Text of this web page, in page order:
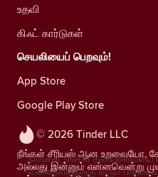
© 2026 Tinder LLC
நீங்கள் சீரியஸ் ஆன உறவையோ,
அல்லது இன்னும் என்னவென்று
உதவி
கிஃட் கார்டுகள்
செயலியைப் பெறவும்!
App Store
Google Play Store
நாங்கள் உங்கள்
வலைதளத்திற்கு வரும்